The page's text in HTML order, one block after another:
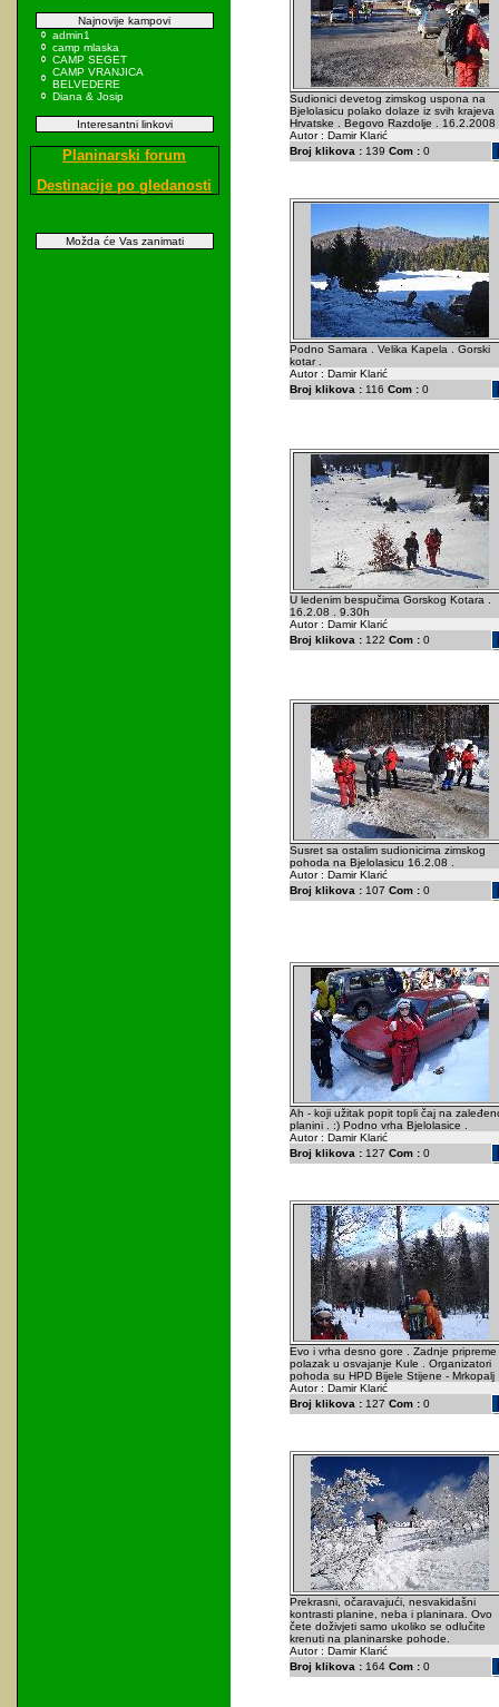
Najnovije kampovi
admin1
camp mlaska
CAMP SEGET
CAMP VRANJICA
BELVEDERE
Diana & Josip
Interesantni linkovi
Planinarski forum
Destinacije po gledanosti
Možda će Vas zanimati
Sudionici devetog zimskog uspona na
Bjelolasicu polako dolaze iz svih krajeva
Hrvatske . Begovo Razdolje . 16.2.2008
Autor : Damir Klarić
Broj klikova :139 Com :0
Podno Samara . Velika Kapela . Gorski
kotar .
Autor : Damir Klarić
Broj klikova :116 Com :0
U ledenim bespučima Gorskog Kotara .
16.2.08 . 9.30h
Autor : Damir Klarić
Broj klikova :122 Com :0
Susret sa ostalim sudionicima zimskog
pohoda na Bjelolasicu 16.2.08 .
Autor : Damir Klarić
Broj klikova :107 Com :0
Ah - koji užitak popit topli čaj na
planini . :) Podno vrha Bjelolasice .
Autor : Damir Klarić
Broj klikova :127 Com :0
Evo i vrha desno gore . Zadnje pripreme
polazak u osvajanje Kule . Organizatori
pohoda su HPD Bijele Stijene - Mrkopalj
Autor : Damir Klarić
Broj klikova :127 Com :0
Prekrasni, očaravajući, nesvakidašni
kontrasti planine, neba i planinara. Ovo
čete doživjeti samo ukoliko se odlučite
krenuti na planinarske pohode.
Autor : Damir Klarić
Broj klikova :164 Com :0